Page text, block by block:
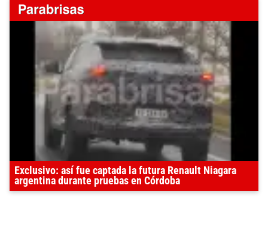
Exclusivo: así fue captada la futura Renault Niagara
argentina durante pruebas en Córdoba